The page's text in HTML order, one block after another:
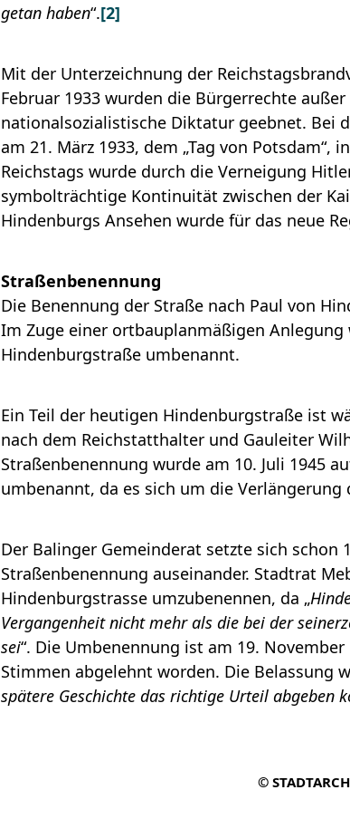
getan haben“.[2]
Mit der Unterzeichnung der
Februar 1933 wurden die Bürgerrechte
nationalsozialistische Diktatur geebnet. Bei
am 21. März 1933, dem „Tag von
Reichstags wurde durch die Verneigung
symbolträchtige Kontinuität zwischen der
Hindenburgs Ansehen wurde für das neue
Straßenbenennung
Die Benennung der Straße nach Paul von
Im Zuge einer ortbauplanmäßigen
Hindenburgstraße umbenannt.
Ein Teil der heutigen Hindenburgstraße ist
nach dem Reichstatthalter und Gauleiter
Straßenbenennung wurde am 10. Juli 1945
umbenannt, da es sich um die Verlängerung
Der Balinger Gemeinderat setzte sich
Straßenbenennung auseinander. Stadtrat
Hindenburgstrasse umzubenennen, da „
Vergangenheit nicht mehr als die bei der
sei“. Die Umbenennung ist am 19.
Stimmen abgelehnt worden. Die Belassung
spätere Geschichte das richtige Urteil abgeben
©